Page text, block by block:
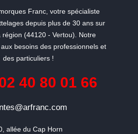
Franc, votre spécialiste
depuis plus de 30 ans sur
région (44120 - Vertou). Notre
besoins des professionnels et
des particuliers !
40 80 01 66
allée du Cap Horn